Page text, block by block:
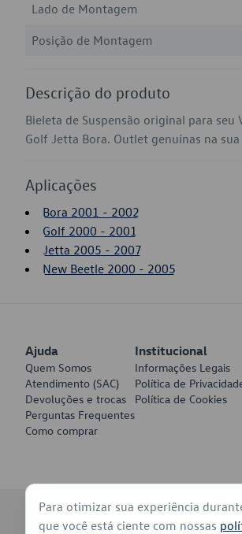
Lado de Montagem
Posição de Montagem
Descrição do produto
Bieleta de Suspensão original para
Golf Jetta Bora. Outlet genuínas na
Aplicações
Bora 2001 - 2002
Golf 2000 - 2001
Jetta 2005 - 2007
New Beetle 2000 - 2005
Ajuda
Quem Somos
Atendimento (SAC)
Devoluções e trocas
Perguntas Frequentes
Como comprar
Institucional
Informações Legais
Política de
Política de Cookies
© 2026 - Volkswagen do Brasil - Todos os
Para otimizar sua experiência
que você está ciente com nossas